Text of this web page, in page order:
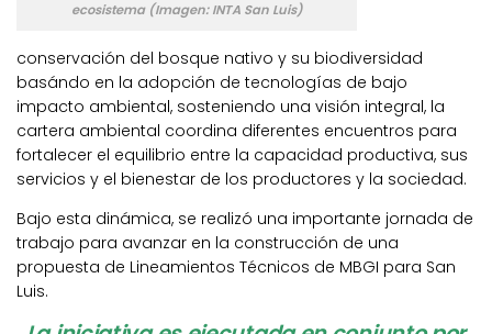
ecosistema (Imagen: INTA San Luis)
conservación del bosque nativo y su biodiversidad
basándo en la adopción de tecnologías de bajo
impacto ambiental, sosteniendo una visión integral, la
cartera ambiental coordina diferentes encuentros para
fortalecer el equilibrio entre la capacidad productiva, sus
servicios y el bienestar de los productores y la sociedad.
Bajo esta dinámica, se realizó una importante jornada de
trabajo para avanzar en la construcción de una
propuesta de Lineamientos Técnicos de MBGI para San
Luis.